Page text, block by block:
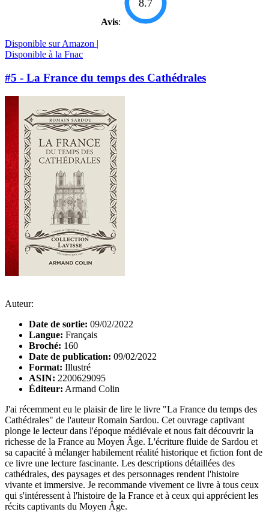
Avis:
8.7
Disponible sur Amazon |
Disponible à la Fnac
#5 - La France du temps des Cathédrales
Auteur:
Date de sortie: 09/02/2022
Langue: Français
Broché: 160
Date de publication: 09/02/2022
Format: Illustré
ASIN: 2200629095
Éditeur: Armand Colin
J'ai récemment eu le plaisir de lire le livre "La France du temps des
Cathédrales" de l'auteur Romain Sardou. Cet ouvrage captivant
plonge le lecteur dans l'époque médiévale et nous fait découvrir la
richesse de la France au Moyen Âge. L'écriture fluide de Sardou et
sa capacité à mélanger habilement réalité historique et fiction font de
ce livre une lecture fascinante. Les descriptions détaillées des
cathédrales, des paysages et des personnages rendent l'histoire
vivante et immersive. Je recommande vivement ce livre à tous ceux
qui s'intéressent à l'histoire de la France et à ceux qui apprécient les
récits captivants du Moyen Âge.